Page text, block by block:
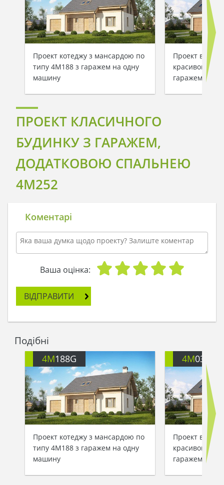
Проект котеджу з мансардою по
типу 4M188 з гаражем на одну
машину
Проект
красивою
гаражем
ПРОЕКТ КЛАСИЧНОГО
БУДИНКУ З ГАРАЖЕМ,
ДОДАТКОВОЮ СПАЛЬНЕЮ
4M252
Коментарі
Ваша оцінка:
ВІДПРАВИТИ
Подібні
4M188G
Проект котеджу з мансардою по
типу 4M188 з гаражем на одну
машину
4M035A
Проект
красивою
гаражем